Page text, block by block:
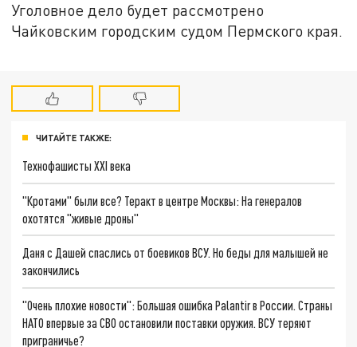
Уголовное дело будет рассмотрено
Чайковским городским судом Пермского края.
ЧИТАЙТЕ ТАКЖЕ:
Технофашисты XXI века
"Кротами" были все? Теракт в центре Москвы: На генералов
охотятся "живые дроны"
Даня с Дашей спаслись от боевиков ВСУ. Но беды для малышей не
закончились
"Очень плохие новости": Большая ошибка Palantir в России. Страны
НАТО впервые за СВО остановили поставки оружия. ВСУ теряют
приграничье?